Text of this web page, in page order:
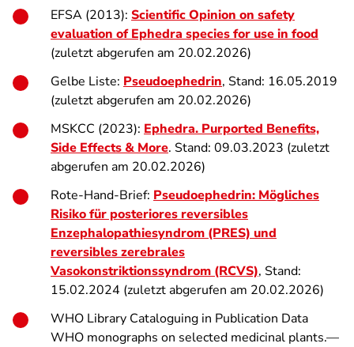
EFSA (2013): Scientific Opinion on safety
evaluation of Ephedra species for use in food
(zuletzt abgerufen am 20.02.2026)
Gelbe Liste: Pseudoephedrin, Stand: 16.05.2019
(zuletzt abgerufen am 20.02.2026)
MSKCC (2023): Ephedra. Purported Benefits,
Side Effects & More. Stand: 09.03.2023 (zuletzt
abgerufen am 20.02.2026)
Rote-Hand-Brief: Pseudoephedrin: Mögliches
Risiko für posteriores reversibles
Enzephalopathiesyndrom (PRES) und
reversibles zerebrales
Vasokonstriktionssyndrom (RCVS), Stand:
15.02.2024 (zuletzt abgerufen am 20.02.2026)
WHO Library Cataloguing in Publication Data
WHO monographs on selected medicinal plants.—